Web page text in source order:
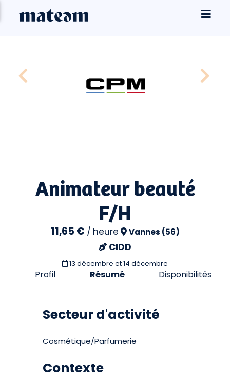
Animateur beauté
F/H
11,65 € / heure Vannes (56)
CIDD
13 décembre et 14 décembre
Profil Résumé Disponibilités
Secteur d'activité
Cosmétique/Parfumerie
Contexte